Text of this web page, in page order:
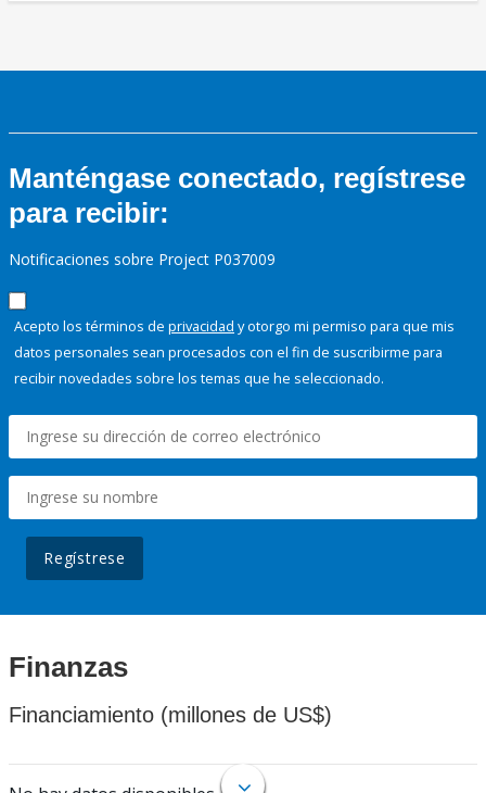
Manténgase conectado, regístrese
para recibir:
Notificaciones sobre Project P037009
Acepto los términos de privacidad y otorgo mi permiso para que mis
datos personales sean procesados con el fin de suscribirme para
recibir novedades sobre los temas que he seleccionado.
Regístrese
Finanzas
Financiamiento (millones de US$)